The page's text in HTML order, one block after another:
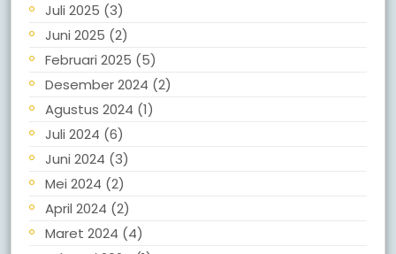
Juli 2025 (3)
Juni 2025 (2)
Februari 2025 (5)
Desember 2024 (2)
Agustus 2024 (1)
Juli 2024 (6)
Juni 2024 (3)
Mei 2024 (2)
April 2024 (2)
Maret 2024 (4)